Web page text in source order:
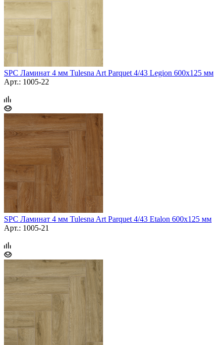
SPC Ламинат 4 мм Tulesna Art Parquet 4/43 Legion 600х125 мм
Арт.: 1005-22
SPC Ламинат 4 мм Tulesna Art Parquet 4/43 Etalon 600х125 мм
Арт.: 1005-21